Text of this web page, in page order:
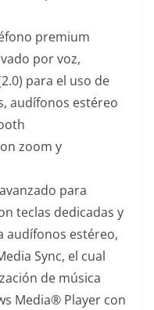
premium
por voz,
para el uso de
audífonos estéreo
zoom y
para
teclas dedicadas y
audífonos estéreo,
Sync, el cual
de música
Media® Player con